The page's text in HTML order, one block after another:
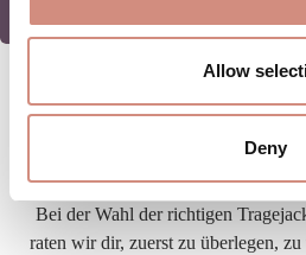
Allow
Deny
EINE PASSENDE
JEDE
Bei der Wahl der richtigen
raten wir dir, zuerst zu überlegen, zu